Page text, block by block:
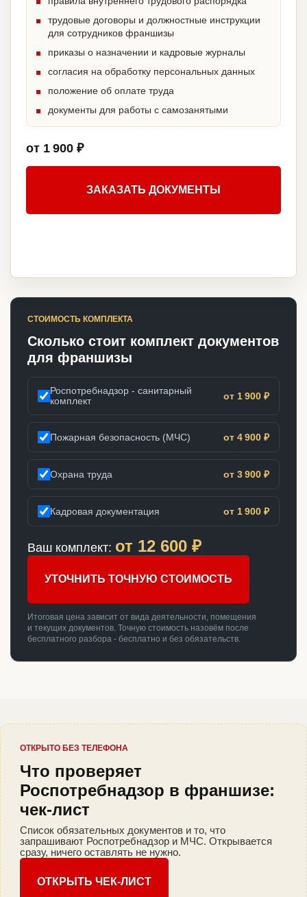
трудовые договоры и должностные инструкции
для сотрудников франшизы
приказы о назначении и кадровые журналы
согласия на обработку персональных данных
положение об оплате труда
документы для работы с самозанятыми
от 1 900 ₽
ЗАКАЗАТЬ ДОКУМЕНТЫ
СТОИМОСТЬ КОМПЛЕКТА
Сколько стоит комплект документов
для франшизы
Роспотребнадзор - санитарный
комплект
от 1 900 ₽
Пожарная безопасность (МЧС) от 4 900 ₽
Охрана труда от 3 900 ₽
Кадровая документация от 1 900 ₽
Ваш комплект: от 12 600 ₽
УТОЧНИТЬ ТОЧНУЮ СТОИМОСТЬ
Итоговая цена зависит от вида деятельности, помещения
и текущих документов. Точную стоимость назовём после
бесплатного разбора - бесплатно и без обязательств.
ОТКРЫТО БЕЗ ТЕЛЕФОНА
Что проверяет
Роспотребнадзор в франшизе:
чек-лист
Список обязательных документов и то, что
запрашивают Роспотребнадзор и МЧС. Открывается
сразу, ничего оставлять не нужно.
ОТКРЫТЬ ЧЕК-ЛИСТ